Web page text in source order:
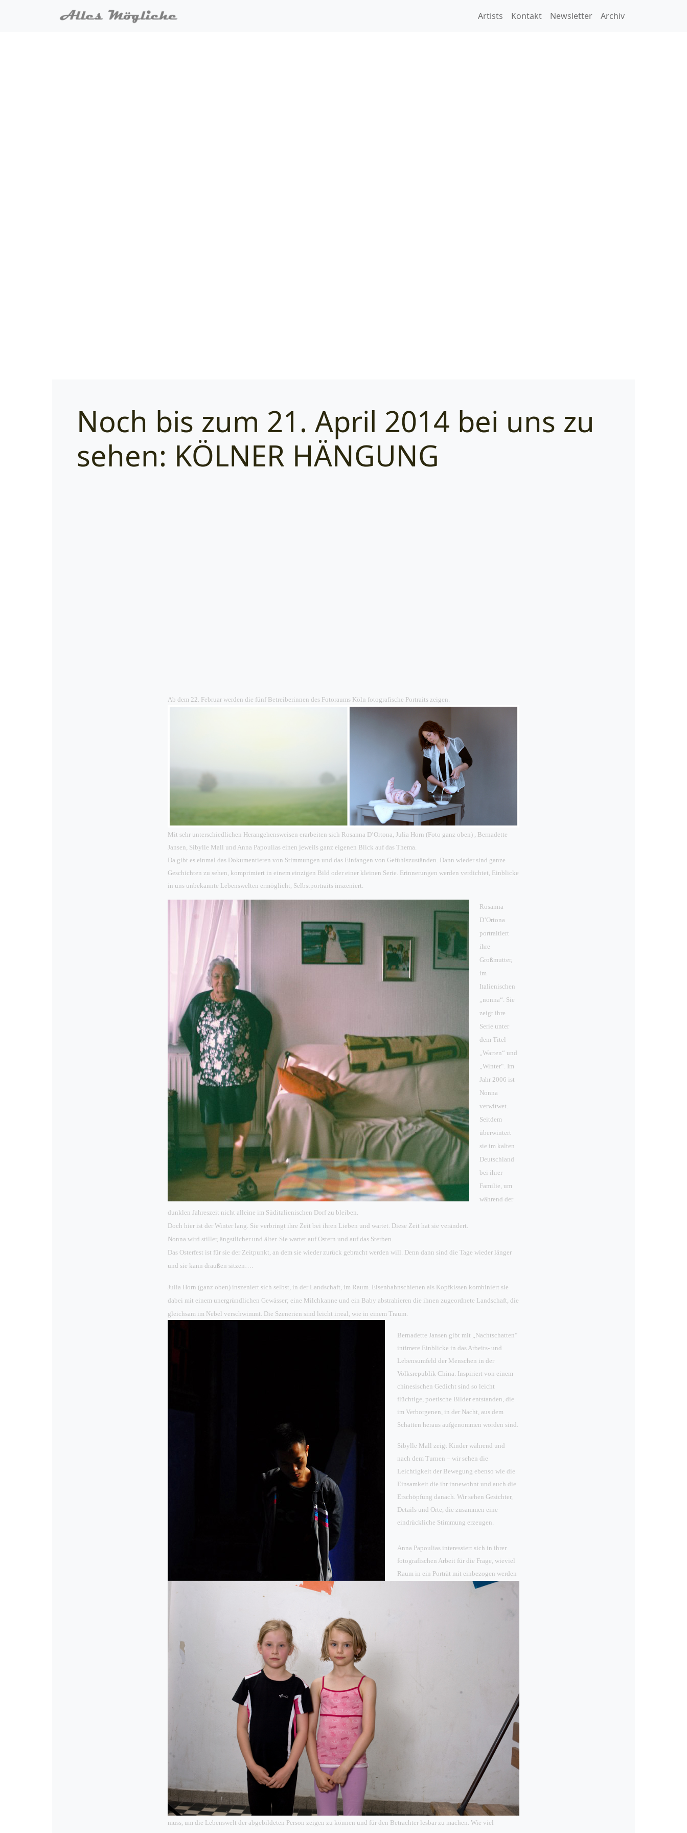
Artists Kontakt Newsletter Archiv
Categories
Noch bis zum 21. April 2014 bei uns zu
sehen: KÖLNER HÄNGUNG
Ab dem 22. Februar werden die fünf Betreiberinnen des Fotoraums Köln fotografische Portraits zeigen.
Mit sehr unterschiedlichen Herangehensweisen erarbeiten sich Rosanna D’Ortona, Julia Horn (Foto ganz oben) , Bernadette
Jansen, Sibylle Mall und Anna Papoulias einen jeweils ganz eigenen Blick auf das Thema.
Da gibt es einmal das Dokumentieren von Stimmungen und das Einfangen von Gefühlszuständen. Dann wieder sind ganze
Geschichten zu sehen, komprimiert in einem einzigen Bild oder einer kleinen Serie. Erinnerungen werden verdichtet, Einblicke
in uns unbekannte Lebenswelten ermöglicht, Selbstportraits inszeniert.
Rosanna
D’Ortona
portraitiert
ihre
Großmutter,
im
Italienischen
„nonna“. Sie
zeigt ihre
Serie unter
dem Titel
„Warten“ und
„Winter“. Im
Jahr 2006 ist
Nonna
verwitwet.
Seitdem
überwintert
sie im kalten
Deutschland
bei ihrer
Familie, um
während der
dunklen Jahreszeit nicht alleine im Süditalienischen Dorf zu bleiben.
Doch hier ist der Winter lang. Sie verbringt ihre Zeit bei ihren Lieben und wartet. Diese Zeit hat sie verändert.
Nonna wird stiller, ängstlicher und älter. Sie wartet auf Ostern und auf das Sterben.
Das Osterfest ist für sie der Zeitpunkt, an dem sie wieder zurück gebracht werden will. Denn dann sind die Tage wieder länger
und sie kann draußen sitzen….
Julia Horn (ganz oben) inszeniert sich selbst, in der Landschaft, im Raum. Eisenbahnschienen als Kopfkissen kombiniert sie
dabei mit einem unergründlichen Gewässer; eine Milchkanne und ein Baby abstrahieren die ihnen zugeordnete Landschaft, die
gleichsam im Nebel verschwimmt. Die Szenerien sind leicht irreal, wie in einem Traum.
Bernadette Jansen gibt mit „Nachtschatten“
intimere Einblicke in das Arbeits- und
Lebensumfeld der Menschen in der
Volksrepublik China. Inspiriert von einem
chinesischen Gedicht sind so leicht
flüchtige, poetische Bilder entstanden, die
im Verborgenen, in der Nacht, aus dem
Schatten heraus aufgenommen worden sind.
Sibylle Mall zeigt Kinder während und
nach dem Turnen – wir sehen die
Leichtigkeit der Bewegung ebenso wie die
Einsamkeit die ihr innewohnt und auch die
Erschöpfung danach. Wir sehen Gesichter,
Details und Orte, die zusammen eine
eindrückliche Stimmung erzeugen.
Anna Papoulias interessiert sich in ihrer
fotografischen Arbeit für die Frage, wieviel
Raum i n ein Porträt mit einbezogen werden
muss, um die Lebenswelt der abgebildeten Person zeigen zu können und für den Betrachter lesbar zu machen. Wie viel